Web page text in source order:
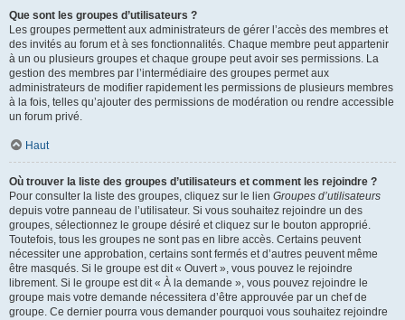
Que sont les groupes d’utilisateurs ?
Les groupes permettent aux administrateurs de gérer l’accès des membres et
des invités au forum et à ses fonctionnalités. Chaque membre peut appartenir
à un ou plusieurs groupes et chaque groupe peut avoir ses permissions. La
gestion des membres par l’intermédiaire des groupes permet aux
administrateurs de modifier rapidement les permissions de plusieurs membres
à la fois, telles qu’ajouter des permissions de modération ou rendre accessible
un forum privé.
Haut
Où trouver la liste des groupes d’utilisateurs et comment les rejoindre ?
Pour consulter la liste des groupes, cliquez sur le lien Groupes d’utilisateurs
depuis votre panneau de l’utilisateur. Si vous souhaitez rejoindre un des
groupes, sélectionnez le groupe désiré et cliquez sur le bouton approprié.
Toutefois, tous les groupes ne sont pas en libre accès. Certains peuvent
nécessiter une approbation, certains sont fermés et d’autres peuvent même
être masqués. Si le groupe est dit « Ouvert », vous pouvez le rejoindre
librement. Si le groupe est dit « À la demande », vous pouvez rejoindre le
groupe mais votre demande nécessitera d’être approuvée par un chef de
groupe. Ce dernier pourra vous demander pourquoi vous souhaitez rejoindre